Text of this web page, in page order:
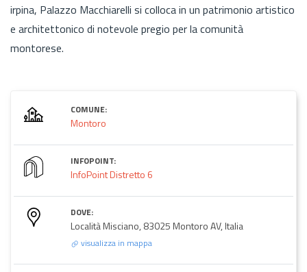
irpina, Palazzo Macchiarelli si colloca in un patrimonio artistico
e architettonico di notevole pregio per la comunità
montorese.
COMUNE:
Montoro
INFOPOINT:
InfoPoint Distretto 6
DOVE:
Località Misciano, 83025 Montoro AV, Italia
visualizza in mappa